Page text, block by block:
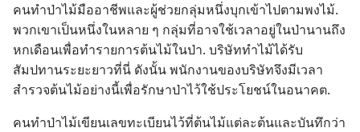
คน​ทำ​ป่า​ไม้​มือ​อาชีพ​และ​ผู้​ช่วย​กลุ่ม​หนึ่ง​บุก​เข้า​ไป​ตาม​พง​ไม้.
พวก​เขา​เป็น​หนึ่ง​ใน​หลาย ๆ กลุ่ม​ที่​อาจ​ใช้​เวลา​อยู่​ใน​ป่า​นาน​ถึง​
หก​เดือน​เพื่อ​ทำ​รายการ​ต้น​ไม้​ใน​ป่า. บริษัท​ทำ​ไม้​ได้​รับ​
สัมปทาน​ระยะ​ยาว​ที่​นี่ ดัง​นั้น พนักงาน​ของ​บริษัท​จึง​มี​เวลา​
สำรวจ​ต้น​ไม้​อย่าง​นี้​เพื่อ​รักษา​ป่า​ไว้​ใช้​ประโยชน์​ใน​อนาคต.
คน​ทำ​ป่า​ไม้​เขียน​เลข​ทะเบียน​ไว้​ที่​ต้น​ไม้​แต่​ละ​ต้น​และ​บันทึก​ว่า​